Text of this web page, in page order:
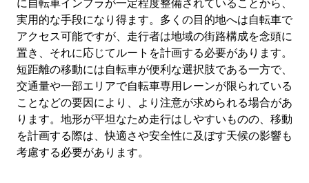
に自転車インフラが一定程度整備されていることから、
実用的な手段になり得ます。多くの目的地へは自転車で
アクセス可能ですが、走行者は地域の街路構成を念頭に
置き、それに応じてルートを計画する必要があります。
短距離の移動には自転車が便利な選択肢である一方で、
交通量や一部エリアで自転車専用レーンが限られている
ことなどの要因により、より注意が求められる場合があ
ります。地形が平坦なため走行はしやすいものの、移動
を計画する際は、快適さや安全性に及ぼす天候の影響も
考慮する必要があります。